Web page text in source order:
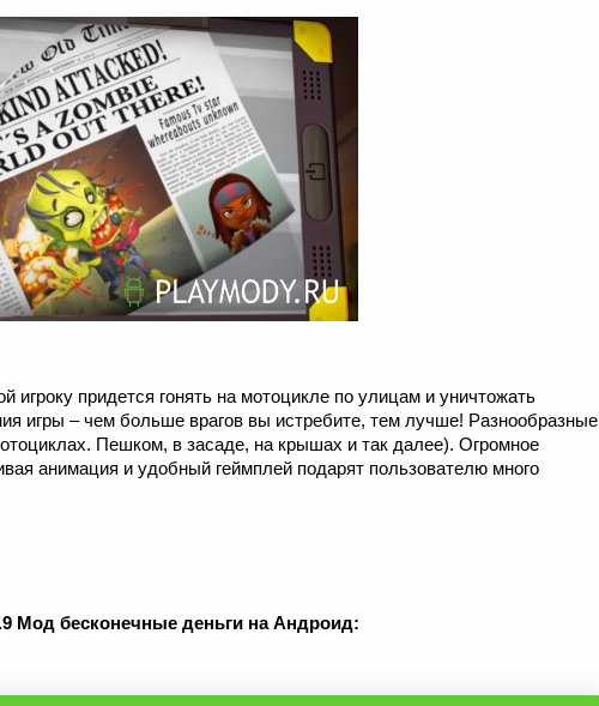
игроку придется гонять на мотоцикле по улицам и уничтожать
игры – чем больше врагов вы истребите, тем лучше! Разнообразные
Пешком, в засаде, на крышах и так далее). Огромное
анимация и удобный геймплей подарят пользователю много
Мод бесконечные деньги на Андроид: